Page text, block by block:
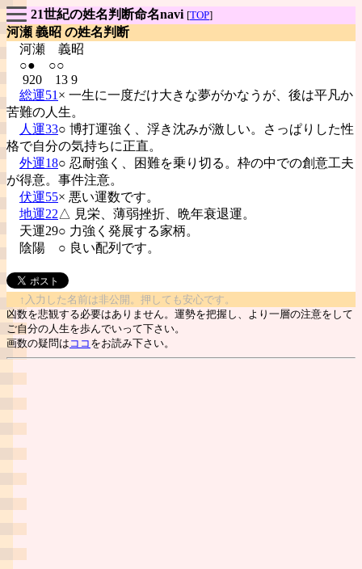
21世紀の姓名判断命名navi [TOP]
河瀬 義昭 の姓名判断
河瀬 義昭
○● ○○
920 13 9
総運51 × 一生に一度だけ大きな夢がかなうが、後は平凡か
苦難の人生。
人運33○ 博打運強く、浮き沈みが激しい。さっぱりした性
格で自分の気持ちに正直。
外運18○ 忍耐強く、困難を乗り切る。枠の中での創意工夫
が得意。事件注意。
伏運55× 悪い運数です。
地運22△ 見栄、薄弱挫折、晩年衰退運。
天運29○ 力強く発展する家柄。
陰陽 ○ 良い配列です。
↑入力した名前は非公開。押しても安心です。
凶数を悲観する必要はありません。運勢を把握し、より一層の注意をして
ご自分の人生を歩んでいって下さい。
画数の疑問は ココ をお読み下さい。